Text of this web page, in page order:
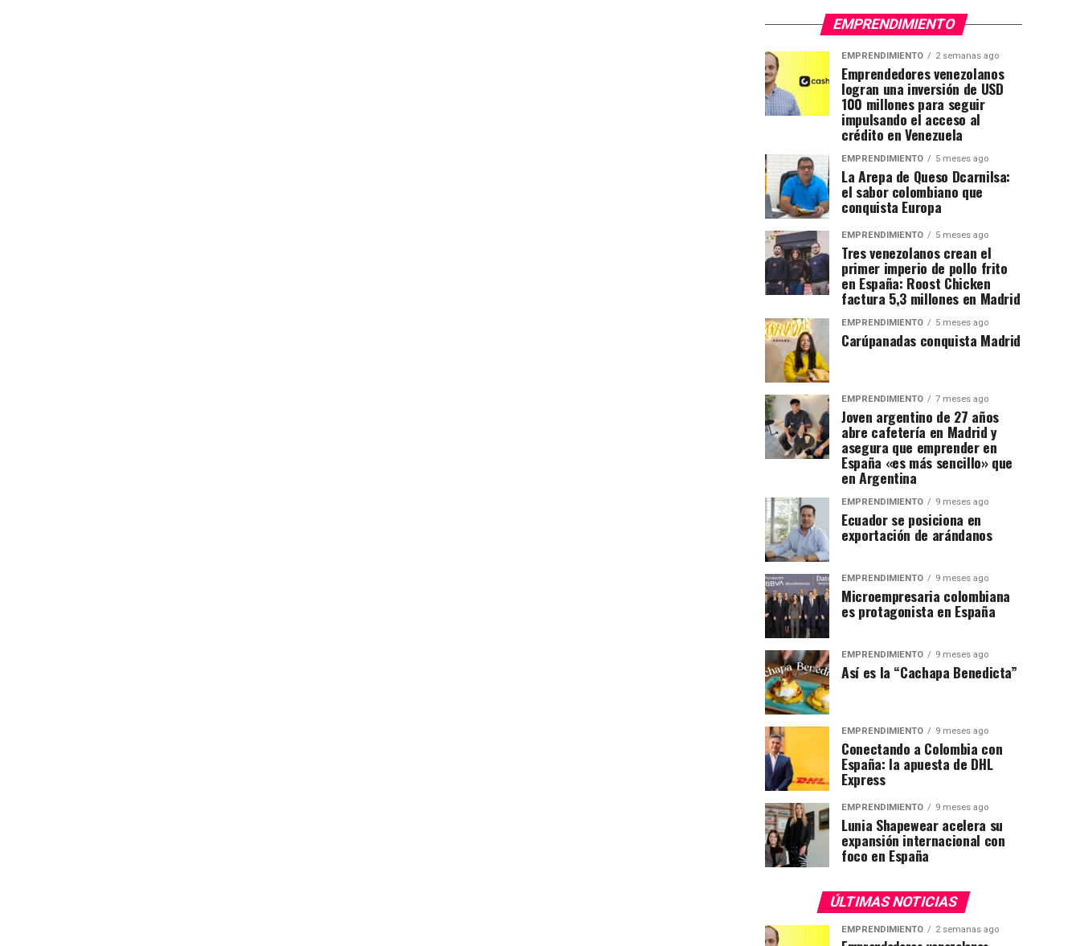
EMPRENDIMIENTO
EMPRENDIMIENTO 2 semanas ago
Emprendedores venezolanos
logran una inversión de USD
100 millones para seguir
impulsando el acceso al
crédito en Venezuela
EMPRENDIMIENTO 5 meses ago
La Arepa de Queso Dcarnilsa:
el sabor colombiano que
conquista Europa
EMPRENDIMIENTO 5 meses ago
Tres venezolanos crean el
primer imperio de pollo frito
en España: Roost Chicken
factura 5,3 millones en Madrid
EMPRENDIMIENTO 5 meses ago
Carúpanadas conquista Madrid
EMPRENDIMIENTO 7 meses ago
Joven argentino de 27 años
abre cafetería en Madrid y
asegura que emprender en
España «es más sencillo» que
en Argentina
EMPRENDIMIENTO 9 meses ago
Ecuador se posiciona en
exportación de arándanos
EMPRENDIMIENTO 9 meses ago
Microempresaria colombiana
es protagonista en España
EMPRENDIMIENTO 9 meses ago
Así es la “Cachapa Benedicta”
EMPRENDIMIENTO 9 meses ago
Conectando a Colombia con
España: la apuesta de DHL
Express
EMPRENDIMIENTO 9 meses ago
Lunia Shapewear acelera su
expansión internacional con
foco en España
ÚLTIMAS NOTICIAS
EMPRENDIMIENTO 2 semanas ago